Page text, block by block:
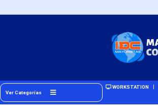
Ver Categorías
WORKSTATION